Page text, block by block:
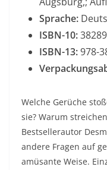
Sprache:
ISBN-10:
ISBN-13:978-
Welche Gerüche
sie? Warum
Bestsellerautor
andere Fragen auf
amüsante Weise.